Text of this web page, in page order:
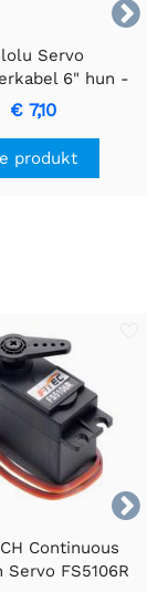

Servo
6" hun -
hun
€ 7,10
produkt

Continuous
Servo FS5106R